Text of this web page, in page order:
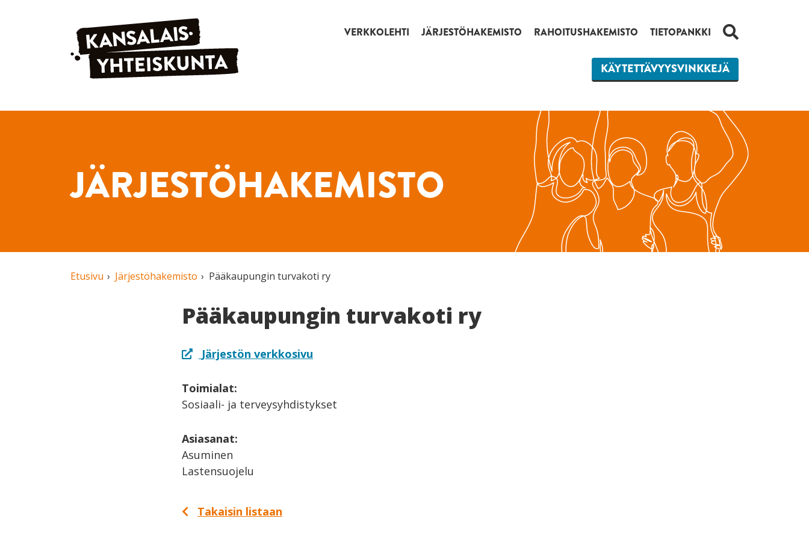
Siirry sisältöön VERKKOLEHTI JÄRJESTÖHAKEMISTO RAHOITUSHAKEMISTO TIETOPANKKI HAKU
KÄYTETTÄVYYSVINKKEJÄ
JÄRJESTÖHAKEMISTO
Etusivu Järjestöhakemisto Pääkaupungin turvakoti ry
Pääkaupungin turvakoti ry
Järjestön verkkosivu
Toimialat:
Sosiaali- ja terveysyhdistykset
Asiasanat:
Asuminen
Lastensuojelu
Takaisin listaan